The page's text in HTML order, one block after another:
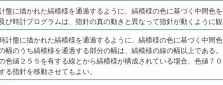
盤に描かれた縞模様を通過するように、縞模様の色に基づく中間色
び時計プログラムは、指針の真の動きと異なって指針が動くように
計盤に描かれた縞模様を通過するように、縞模様の色に基づく中間
幅のうち縞模様を通過する部分の幅は、縞模様の線の幅以上である
色値２５５を有する線とから縞模様が構成されている場合、色値７
る指針を移動させてもよい。